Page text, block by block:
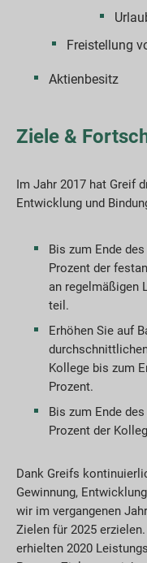
Freistellung
Aktienbesitz
Ziele &
Im Jahr 2017 hat Greif
Entwicklung und
Bis zum Ende
Prozent der
an regelmäßigen
teil.
Erhöhen Sie auf
Kollege bis zum
Prozent.
Bis zum Ende
Prozent der
Dank Greifs
Gewinnung,
wir im vergangenen
Zielen für 2025
erhielten 2020